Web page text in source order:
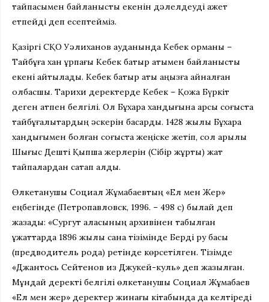
тайпасымен байланысты екенін дәлелдеуді қажет
етпейді деп есептейміз.
Қазіргі СҚО Уәлиханов ауданында Кебек орманы –
Тайбұға хан ұрпағы Кебек батыр атымен байланысты
екені айтылады. Кебек батыр аты аңызға айналған
қолбасшы. Тарихи деректерде Кебек – Қожа Бүркіт
деген атпен белгілі. Ол Бұхара хандығына қарсы соғыста
тайбұғалықтардың әскерін басқарды. 1428 жылы Бұхара
хандығымен болған соғыста жеңіске жетіп, сол арқылы
Шығыс Дешті Қыпшақ жерлерін (Сібір жұрты) жат
тайпалардан сақтап қалды.
Өлкетанушы Социал Жұмабаевтың «Ел мен Жер»
еңбегінде (Петропавловск, 1996. – 498 с) былай деп
жазады: «Сургут қаласының архивінен табылған
құжаттарда 1896 жылы санақ тізімінде Берді ру басы
(предводитель рода) ретінде көрсетілген. Тізімде
«Джантось Сейтенов из Джукей-куль» деп жазылған.
Мұндай деректі белгілі өлкетанушы Социал Жұмабаев
«Ел мен жер» деректер жинағы кітабында да келтіреді